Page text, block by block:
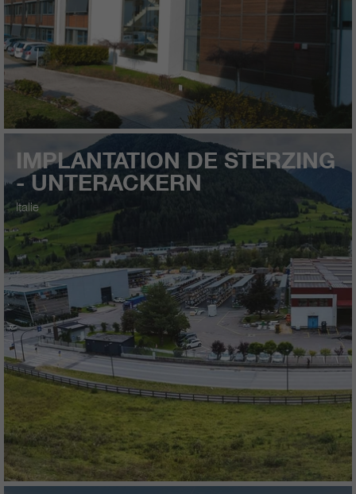
IMPLANTATION DE STERZING
- UNTERACKERN
Italie
qui nous aident à améliorer nos
sites Internet / nos applications.
Ces informations sont également
transmises à nos clients /
partenaires.